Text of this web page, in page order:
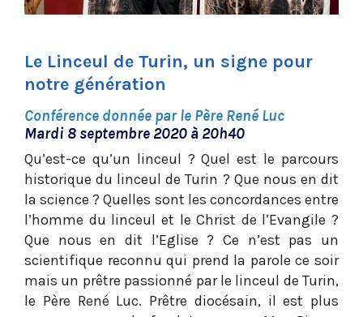
Le Linceul de Turin, un signe pour
notre génération
Conférence donnée par le Père René Luc
Mardi 8 septembre 2020 à 20h40
Qu’est-ce qu’un linceul ? Quel est le parcours
historique du linceul de Turin ? Que nous en dit
la science ? Quelles sont les concordances entre
l’homme du linceul et le Christ de l’Evangile ?
Que nous en dit l’Eglise ? Ce n’est pas un
scientifique reconnu qui prend la parole ce soir
mais un prêtre passionné par le linceul de Turin,
le Père René Luc. Prêtre diocésain, il est plus